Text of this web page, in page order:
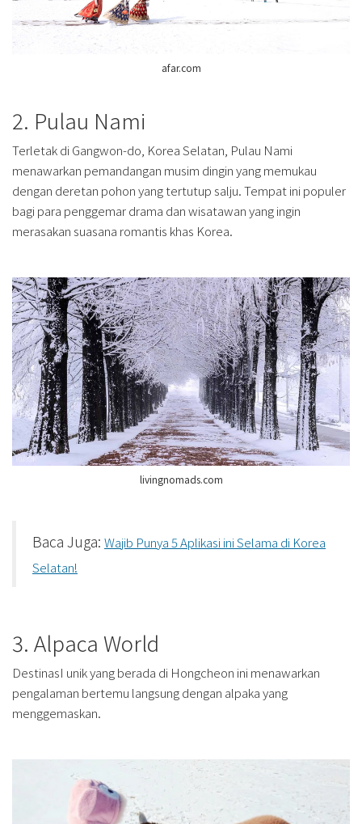
afar.com
2. Pulau Nami
Terletak di Gangwon-do, Korea Selatan, Pulau Nami
menawarkan pemandangan musim dingin yang memukau
dengan deretan pohon yang tertutup salju. Tempat ini populer
bagi para penggemar drama dan wisatawan yang ingin
merasakan suasana romantis khas Korea.
livingnomads.com
Baca Juga: Wajib Punya 5 Aplikasi ini Selama di Korea
Selatan!
3. Alpaca World
DestinasI unik yang berada di Hongcheon ini menawarkan
pengalaman bertemu langsung dengan alpaka yang
menggemaskan.